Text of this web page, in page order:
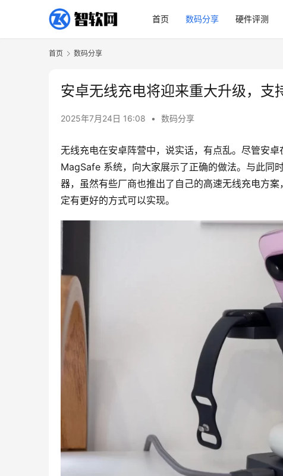
首页 数码分享 硬件评测
首页 数码分享
安卓无线充电将迎来重大升级，支
2025年7月24日 16:08 • 数码分享
无线充电在安卓阵营中，说实话，有点乱。尽管安
MagSafe 系统，向大家展示了正确的做法。与此同
器，虽然有些厂商也推出了自己的高速无线充电方
定有更好的方式可以实现。